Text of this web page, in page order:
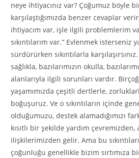
neye ihtiyacınız var? Çoğumuz böyle
karşılaştığımızda benzer cevaplar
ihtiyacım var, işle ilgili problemlerim
sıkıntılarım var.” Evlenmek isterseniz
sürdürürken sıkıntılarla karşılaşırsınız.
sağlıkla, bazılarımızın okulla,
alanlarıyla ilgili sorunları vardır.
yaşamımızda çeşitli dertlerle,
boğuşuruz. Ve o sıkıntıların içinde
olduğumuzu, destek alamadığımızı
kısıtlı bir şekilde yardım
ilişkilerimizden gelir. Ama bu
çoğunluğu genellikle bizim sırtımıza